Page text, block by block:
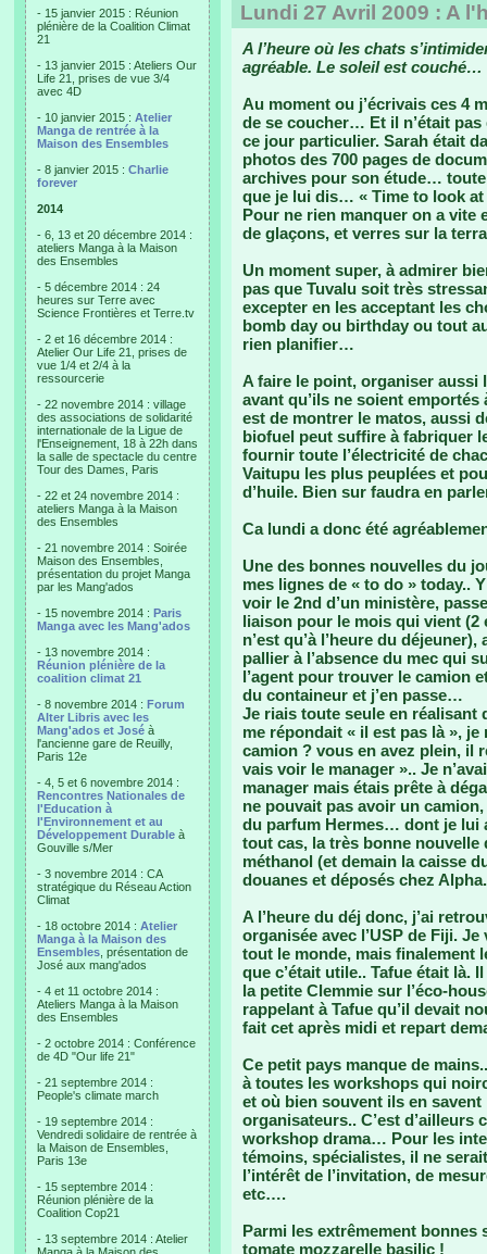
- 15 janvier 2015 : Réunion
plénière de la Coalition Climat
21
- 13 janvier 2015 : Ateliers Our
Life 21, prises de vue 3/4
avec 4D
- 10 janvier 2015 : Atelier
Manga de rentrée à la
Maison des Ensembles
- 8 janvier 2015 : Charlie
forever
2014
- 6, 13 et 20 décembre 2014 :
ateliers Manga à la Maison
des Ensembles
- 5 décembre 2014 : 24
heures sur Terre avec
Science Frontières et Terre.tv
- 2 et 16 décembre 2014 :
Atelier Our Life 21, prises de
vue 1/4 et 2/4 à la
ressourcerie
- 22 novembre 2014 : village
des associations de solidarité
internationale de la Ligue de
l'Enseignement, 18 à 22h dans
la salle de spectacle du centre
Tour des Dames, Paris
- 22 et 24 novembre 2014 :
ateliers Manga à la Maison
des Ensembles
- 21 novembre 2014 : Soirée
Maison des Ensembles,
présentation du projet Manga
par les Mang'ados
- 15 novembre 2014 : Paris
Manga avec les Mang'ados
- 13 novembre 2014 :
Réunion plénière de la
coalition climat 21
- 8 novembre 2014 : Forum
Alter Libris avec les
Mang'ados et José à
l'ancienne gare de Reuilly,
Paris 12e
- 4, 5 et 6 novembre 2014 :
Rencontres Nationales de
l'Education à
l'Environnement et au
Développement Durable à
Gouville s/Mer
- 3 novembre 2014 : CA
stratégique du Réseau Action
Climat
- 18 octobre 2014 : Atelier
Manga à la Maison des
Ensembles , présentation de
José aux mang'ados
- 4 et 11 octobre 2014 :
Ateliers Manga à la Maison
des Ensembles
- 2 octobre 2014 : Conférence
de 4D "Our life 21"
- 21 septembre 2014 :
People's climate march
- 19 septembre 2014 :
Vendredi solidaire de rentrée à
la Maison de Ensembles,
Paris 13e
- 15 septembre 2014 :
Réunion plénière de la
Coalition Cop21
- 13 septembre 2014 : Atelier
Lundi 27 Avril 2009 : A
A l’heure où les chats
agréable. Le soleil est couché…
Au moment ou j’écrivais ces 4
de se coucher… Et il n’était
ce jour particulier. Sarah était
photos des 700 pages de
archives pour son étude…
que je lui dis… « Time to look
Pour ne rien manquer on a vite
de glaçons, et verres sur la
Un moment super, à admirer
pas que Tuvalu soit très
excepter en les acceptant les
bomb day ou birthday ou tout
rien planifier…
A faire le point, organiser aussi
avant qu’ils ne soient
est de montrer le matos, aussi
biofuel peut suffire à fabriquer
fournir toute l’électricité de
Vaitupu les plus peuplées et
d’huile. Bien sur faudra en
Ca lundi a donc été
Une des bonnes nouvelles du
mes lignes de « to do » today..
voir le 2nd d’un ministère,
liaison pour le mois qui vient (2
n’est qu’à l’heure du
pallier à l’absence du mec qui
l’agent pour trouver le camion
du containeur et j’en passe…
Je riais toute seule en
me répondait « il est pas là »,
camion ? vous en avez plein, il
vais voir le manager ».. Je
manager mais étais prête à
ne pouvait pas avoir un
du parfum Hermes… dont je lui
tout cas, la très bonne nouvelle
méthanol (et demain la caisse
douanes et déposés chez
A l’heure du déj donc, j’ai
organisée avec l’USP de Fiji.
tout le monde, mais finalement
que c’était utile.. Tafue était là.
la petite Clemmie sur l’éco-
rappelant à Tafue qu’il devait
fait cet après midi et repart
Ce petit pays manque de
à toutes les workshops qui
et où bien souvent ils en
organisateurs.. C’est d’ailleurs
workshop drama… Pour les
témoins, spécialistes, il ne
l’intérêt de l’invitation, de
etc….
Parmi les extrêmement bonnes
tomate mozzarelle basilic !